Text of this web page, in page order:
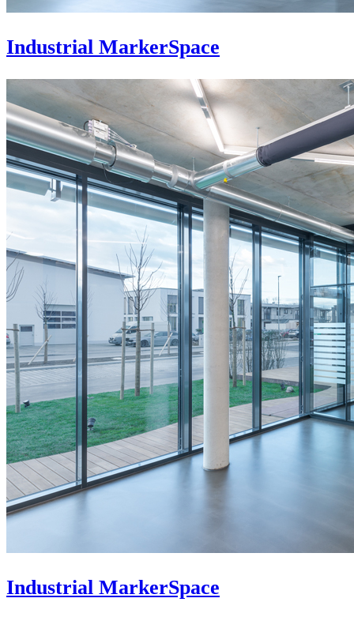
Industrial MarkerSpace
Industrial MarkerSpace